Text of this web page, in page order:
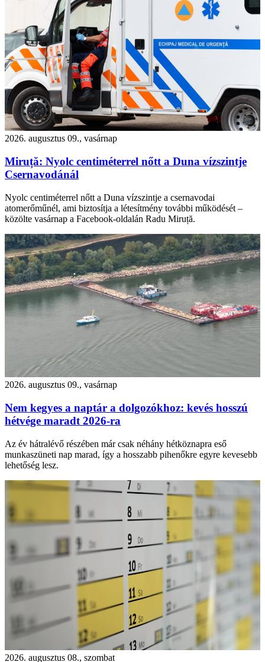
2026. augusztus 09., vasárnap
Miruță: Nyolc centiméterrel nőtt a Duna vízszintje
Csernavodánál
Nyolc centiméterrel nőtt a Duna vízszintje a csernavodai
atomerőműnél, ami biztosítja a létesítmény további működését –
közölte vasárnap a Facebook-oldalán Radu Miruță.
2026. augusztus 09., vasárnap
Nem kegyes a naptár a dolgozókhoz: kevés hosszú
hétvége maradt 2026-ra
Az év hátralévő részében már csak néhány hétköznapra eső
munkaszüneti nap marad, így a hosszabb pihenőkre egyre kevesebb
lehetőség lesz.
2026. augusztus 08., szombat